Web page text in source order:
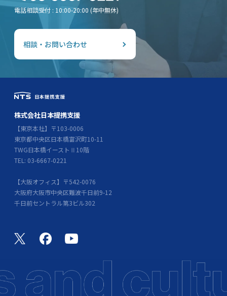
電話相談受付 : 10:00-20:00 (年中無休)
相談・お問い合わせ
株式会社日本提携支援
【東京本社】〒103-0006
東京都中央区日本橋富沢町10-11
TWG日本橋イーストⅡ10階
TEL: 03-6667-0221
【大阪オフィス】〒542-0076
大阪府大阪市中央区難波千日前9-12
千日前セントラル第3ビル302